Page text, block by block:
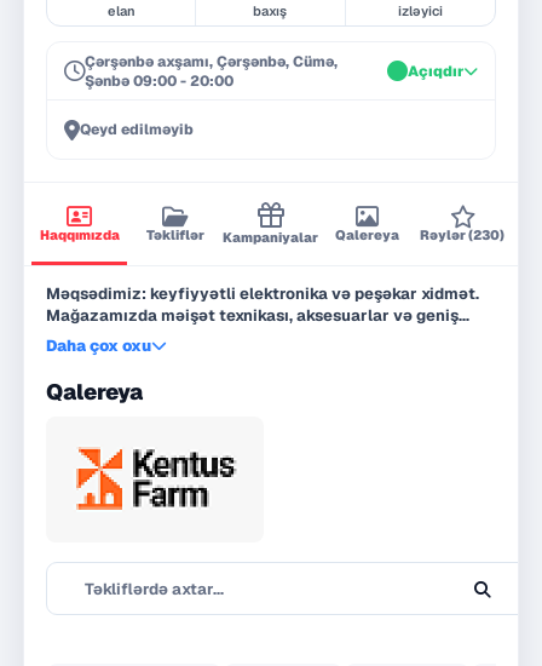
elan baxış izləyici
Qeyd edilməyib
Çərşənbə axşamı, Çərşənbə, Cümə,
Şənbə 09:00 - 20:00
Açıqdır
Haqqımızda Təkliflər Kampaniyalar Qalereya Rəylər (230)
Məqsədimiz: keyfiyyətli elektronika və peşəkar xidmət.
Mağazamızda məişət texnikası, aksesuarlar və geniş
çeşidli avadanlıqlar sizi gözləyir. Öncəliyimiz —
məhsulun keyfiyyəti və məmnuniyyətinizdir. Xeyirli
olsun!
Daha çox oxu
Qalereya